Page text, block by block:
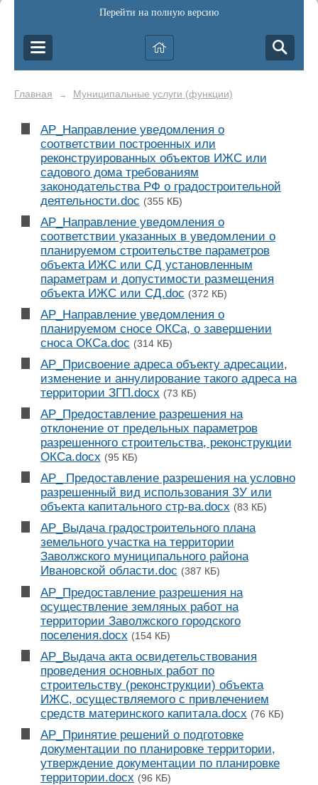
Перейти на полную версию
Главная → Муниципальные услуги (функции)
АР_Направление уведомления о
соответствии построенных или
реконструированных объектов ИЖС или
садового дома требованиям
законодательства РФ о градостроительной
деятельности.doc (355 КБ)
АР_Направление уведомления о
соответствии указанных в уведомлении о
планируемом строительстве параметров
объекта ИЖС или СД установленным
параметрам и допустимости размещения
объекта ИЖС или СД.doc (372 КБ)
АР_Направление уведомления о
планируемом сносе ОКСа, о завершении
сноса ОКСа.doc (314 КБ)
АР_Присвоение адреса объекту адресации,
изменение и аннулирование такого адреса на
территории ЗГП.docx (73 КБ)
АР_Предоставление разрешения на
отклонение от предельных параметров
разрешенного строительства, реконструкции
ОКСа.docx (95 КБ)
АР_ Предоставление разрешения на условно
разрешенный вид использования ЗУ или
объекта капитального стр-ва.docx (83 КБ)
АР_Выдача градостроительного плана
земельного участка на территории
Заволжского муниципального района
Ивановской области.doc (387 КБ)
АР_Предоставление разрешения на
осуществление земляных работ на
территории Заволжского городского
поселения.docx (154 КБ)
АР_Выдача акта освидетельствования
проведения основных работ по
строительству (реконструкции) объекта
ИЖС, осуществляемого с привлечением
средств материнского капитала.docx (76 КБ)
АР_Принятие решений о подготовке
документации по планировке территории,
утверждение документации по планировке
территории.docx (96 КБ)